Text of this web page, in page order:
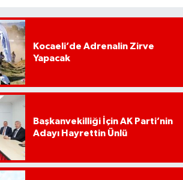
Kocaeli’de Adrenalin Zirve
Yapacak
Başkanvekilliği İçin AK Parti’nin
Adayı Hayrettin Ünlü